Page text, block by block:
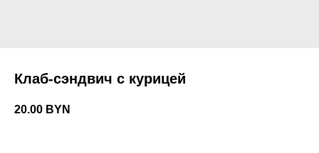
Клаб-сэндвич с курицей
20.00 BYN